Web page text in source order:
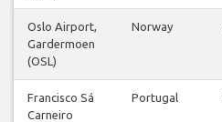
Oslo Airport,
Gardermoen
(OSL)
Norway
Francisco Sá
Carneiro
Portugal